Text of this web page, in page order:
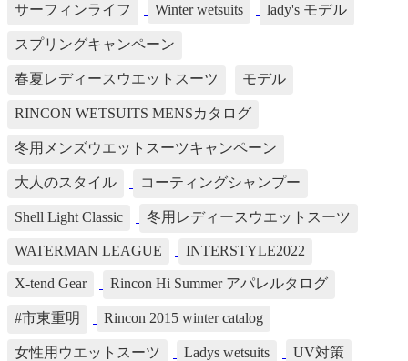
サーフィンライフ Winter wetsuits lady's モデル
スプリングキャンペーン
春夏レディースウエットスーツ モデル
RINCON WETSUITS MENSカタログ
冬用メンズウエットスーツキャンペーン
大人のスタイル コーティングシャンプー
Shell Light Classic 冬用レディースウエットスーツ
WATERMAN LEAGUE INTERSTYLE2022
X-tend Gear Rincon Hi Summer アパレルタログ
#市東重明 Rincon 2015 winter catalog
女性用ウエットスーツ Ladys wetsuits UV対策